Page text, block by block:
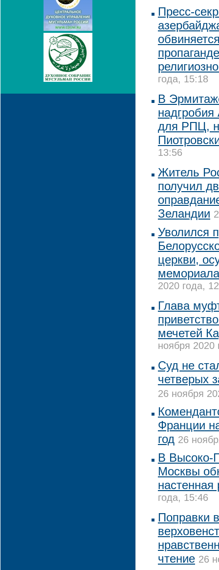
Пресс-
года, 15:18
В
надгробия
для РПЦ,
13:56
Житель
получил
Зеландии
Уволился
церкви,
2020 года,
Глава
мечетей
ноября 2020
Суд не
четверых
26 ноября
Франции
год 26
В Высоко-
Москвы
настенная
года, 15:46
Поправки
чтение 26